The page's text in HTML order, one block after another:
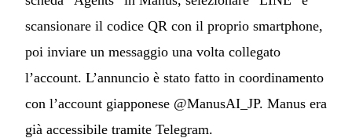
scansionare il codice QR con il proprio smartphone,
poi inviare un messaggio una volta collegato
l’account. L’annuncio è stato fatto in coordinamento
con l’account giapponese @ManusAI_JP. Manus era
già accessibile tramite Telegram.